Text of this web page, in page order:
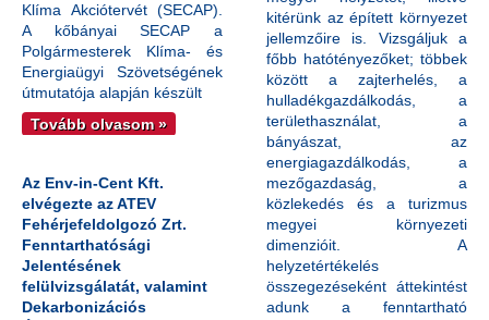
Klíma Akciótervét (SECAP).
A kőbányai SECAP a
Polgármesterek Klíma- és
Energiaügyi Szövetségének
útmutatója alapján készült
Tovább olvasom »
Az Env-in-Cent Kft.
elvégezte az ATEV
Fehérjefeldolgozó Zrt.
Fenntarthatósági
Jelentésének
felülvizsgálatát, valamint
Dekarbonizációs
kitérünk az épített környezet
jellemzőire is. Vizsgáljuk a
főbb hatótényezőket; többek
között a zajterhelés, a
hulladékgazdálkodás, a
területhasználat, a
bányászat, az
energiagazdálkodás, a
mezőgazdaság, a
közlekedés és a turizmus
megyei környezeti
dimenzióit. A
helyzetértékelés
összegezéseként áttekintést
adunk a fenntartható